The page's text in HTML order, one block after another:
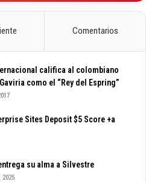
Comentarios
califica al colombiano
como el “Rey del Espring”
Sites Deposit $5 Score +a
su alma a Silvestre
2025